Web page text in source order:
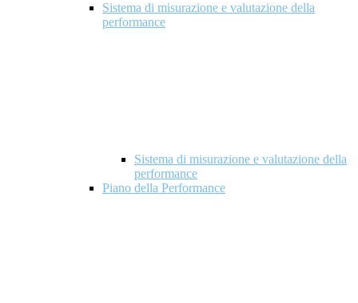
Sistema di misurazione e valutazione della
performance
Sistema di misurazione e valutazione della
performance
Piano della Performance